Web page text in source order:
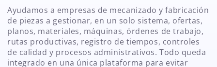
Ayudamos a empresas de mecanizado y fabricación
de piezas a gestionar, en un solo sistema, ofertas,
planos, materiales, máquinas, órdenes de trabajo,
rutas productivas, registro de tiempos, controles
de calidad y procesos administrativos. Todo queda
integrado en una única plataforma para evitar